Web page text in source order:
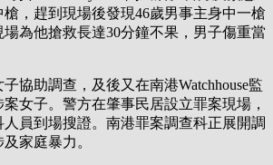
，趕到現場後發現46歲男事主身中一槍
為他搶救長達30分鐘不果，男子傷重當
協助調查，及後又在南港Watchhouse監
女子。警方在肇事民居設立罪案現場，
員到場搜證。南港罪案調查科正展開調
家庭暴力。